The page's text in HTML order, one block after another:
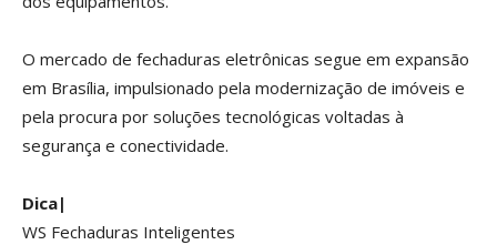
O mercado de fechaduras eletrônicas segue em expansão
em Brasília, impulsionado pela modernização de imóveis e
pela procura por soluções tecnológicas voltadas à
segurança e conectividade.
Dica|
WS Fechaduras Inteligentes